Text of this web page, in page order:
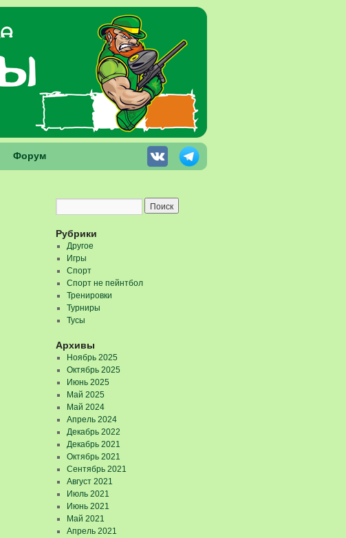
Форум
Рубрики
Другое
Игры
Спорт
Спорт не пейнтбол
Тренировки
Турниры
Тусы
Архивы
Ноябрь 2025
Октябрь 2025
Июнь 2025
Май 2025
Май 2024
Апрель 2024
Декабрь 2022
Декабрь 2021
Октябрь 2021
Сентябрь 2021
Август 2021
Июль 2021
Июнь 2021
Май 2021
Апрель 2021